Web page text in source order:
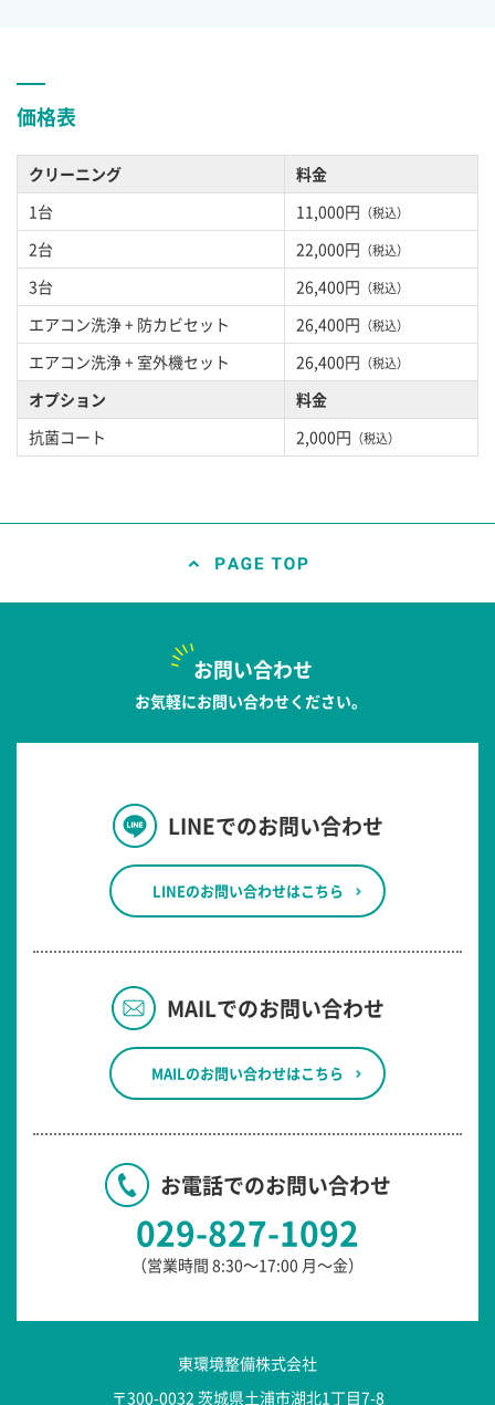
価格表
クリーニング
料金
1台
11,000円 （税込）
2台 22,000円 （税込）
3台 26,400円 （税込）
エアコン洗浄 + 防カビセット 26,400円 （税込）
エアコン洗浄 + 室外機セット 26,400円 （税込）
オプション
料金
抗菌コート
2,000円 （税込）
お問い合わせ
お気軽にお問い合わせください。
LINEでのお問い合わせ
LINEのお問い合わせはこちら
MAILでのお問い合わせ
MAILのお問い合わせはこちら
お電話でのお問い合わせ
029-827-1092
（営業時間 8:30～17:00 月～金）
東環境整備株式会社
〒300-0032 茨城県土浦市湖北1丁目7-8